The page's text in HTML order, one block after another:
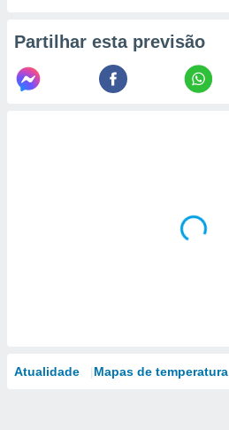
Partilhar esta previsão
Atualidade Mapas de temperatura